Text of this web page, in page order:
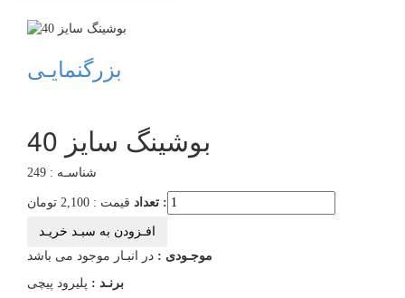
بزرگنمایـی
بوشینگ سایز 40
شناسـه : 249
قیمت : 2,100 تومان تعداد :
افـزودن به سبـد خریـد
موجـودی : در انبـار موجود می باشد
برنـد : پلیرود پیچی